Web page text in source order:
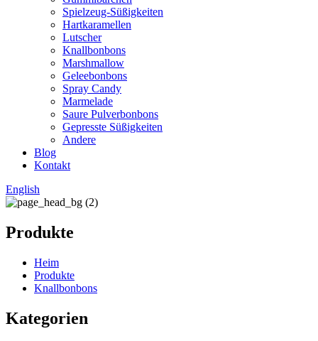
Spielzeug-Süßigkeiten
Hartkaramellen
Lutscher
Knallbonbons
Marshmallow
Geleebonbons
Spray Candy
Marmelade
Saure Pulverbonbons
Gepresste Süßigkeiten
Andere
Blog
Kontakt
English
Produkte
Heim
Produkte
Knallbonbons
Kategorien